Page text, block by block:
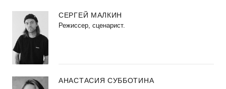
СЕРГЕЙ МАЛКИН
Режиссер, сценарист.
АНАСТАСИЯ СУББОТИНА